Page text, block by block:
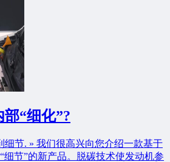
“细化”?
细节. » 我们很高兴向您介绍一款基于
细节”的新产品。脱碳技术使发动机参